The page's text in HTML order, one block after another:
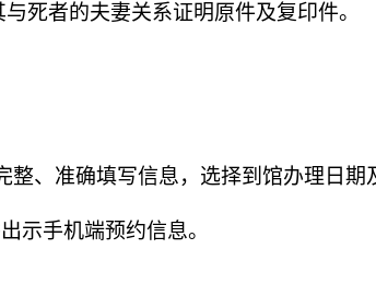
死者的夫妻关系证明原件及复印件。
、准确填写信息，选择到馆办理日期
示手机端预约信息。